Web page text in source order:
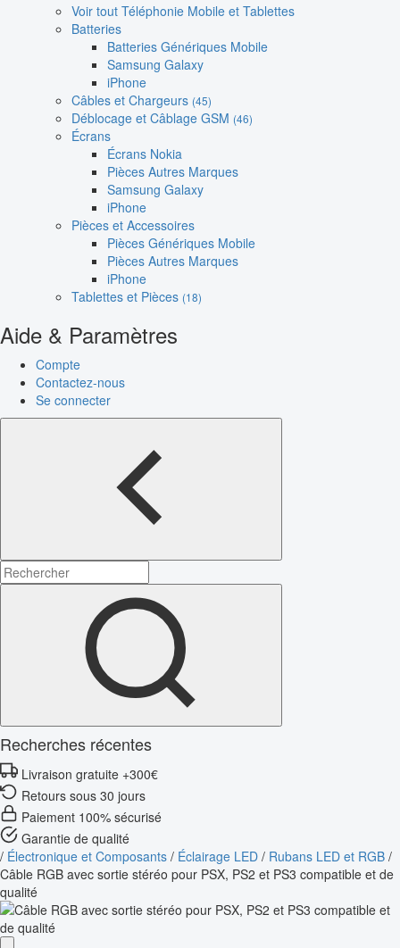
Voir tout Téléphonie Mobile et Tablettes
Batteries
Batteries Génériques Mobile
Samsung Galaxy
iPhone
Câbles et Chargeurs (45)
Déblocage et Câblage GSM (46)
Écrans
Écrans Nokia
Pièces Autres Marques
Samsung Galaxy
iPhone
Pièces et Accessoires
Pièces Génériques Mobile
Pièces Autres Marques
iPhone
Tablettes et Pièces (18)
Aide & Paramètres
Compte
Contactez-nous
Se connecter
Recherches récentes
Livraison gratuite +300€
Retours sous 30 jours
Paiement 100% sécurisé
Garantie de qualité
/ Électronique et Composants / Éclairage LED / Rubans LED et RGB /
Câble RGB avec sortie stéréo pour PSX, PS2 et PS3 compatible et de
qualité